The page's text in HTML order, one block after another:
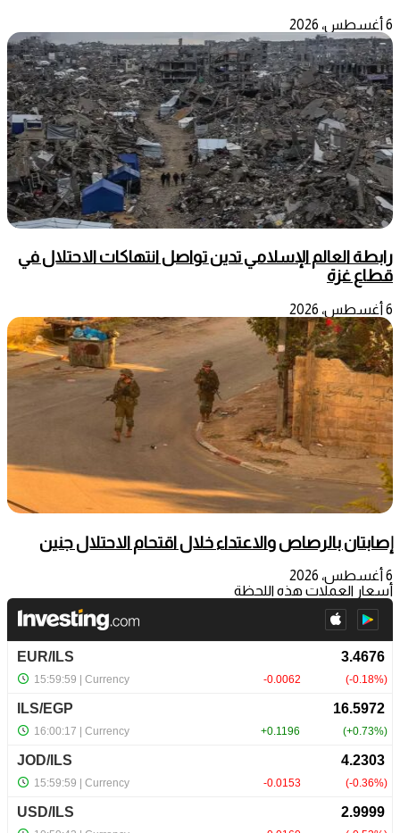
6 أغسطس، 2026
رابطة العالم الإسلامي تدين تواصل انتهاكات الاحتلال في
قطاع غزة
6 أغسطس، 2026
إصابتان بالرصاص والاعتداء خلال اقتحام الاحتلال جنين
6 أغسطس، 2026
أسعار العملات هذه اللحظة